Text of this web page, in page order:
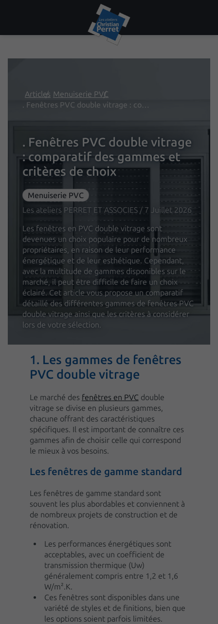
Articles Menuiserie PVC
. Fenêtres PVC double vitrage : comparatif des gammes et critères de choix
. Fenêtres PVC double vitrage
: comparatif des gammes et
critères de choix
Menuiserie PVC
Les ateliers PERRET ET ASSOCIES / 7 Juillet 2026
Les fenêtres en PVC double vitrage sont
devenues un choix populaire pour de nombreux
propriétaires, en raison de leur performance
énergétique et de leur esthétique. Cependant,
avec la multitude de gammes disponibles sur le
marché, il peut être difficile de faire un choix
éclairé. Cet article vous propose un comparatif
détaillé des différentes gammes de fenêtres PVC
double vitrage ainsi que les critères à considérer
lors de votre sélection.
1. Les gammes de fenêtres
PVC double vitrage
Le marché des fenêtres en PVC double
vitrage se divise en plusieurs gammes,
chacune offrant des caractéristiques
spécifiques. Il est important de connaître ces
gammes afin de choisir celle qui correspond
le mieux à vos besoins.
Les fenêtres de gamme standard
Les fenêtres de gamme standard sont
souvent les plus abordables et conviennent à
de nombreux projets de construction et de
rénovation.
Les performances énergétiques sont
acceptables, avec un coefficient de
transmission thermique (Uw)
généralement compris entre 1,2 et 1,6
W/m².K.
Ces fenêtres sont disponibles dans une
variété de styles et de finitions, bien que
les options soient parfois limitées.